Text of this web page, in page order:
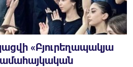
«Բյուրեղապակյա